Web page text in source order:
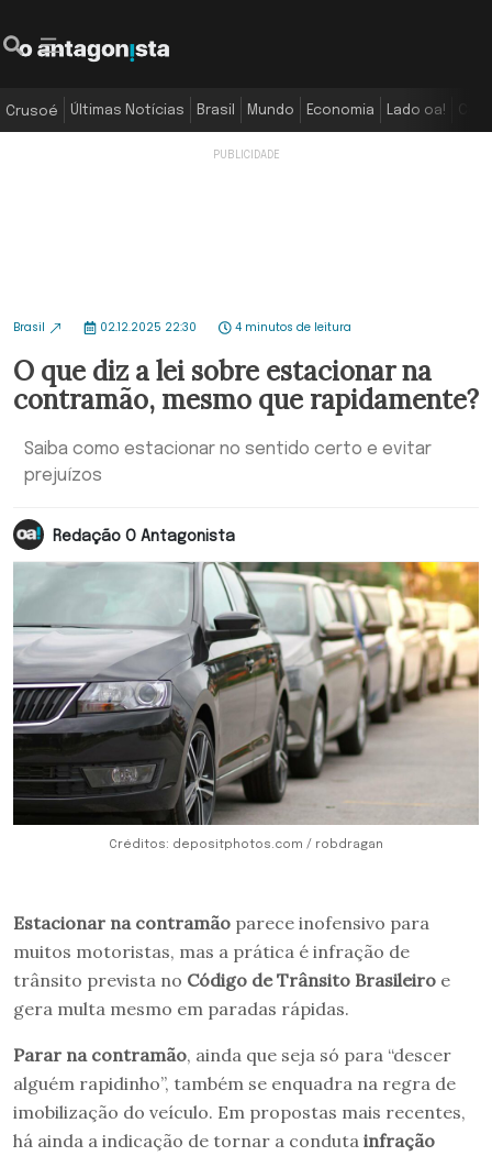
Crusoé Últimas Notícias Brasil Mundo Economia Lado oa!
Brasil 02.12.2025 22:30 4 minutos de leitura
O que diz a lei sobre estacionar na
contramão, mesmo que rapidamente?
Saiba como estacionar no sentido certo e evitar
prejuízos
Redação O Antagonista
Créditos: depositphotos.com / robdragan
Estacionar na contramão parece inofensivo para
muitos motoristas, mas a prática é infração de
trânsito prevista no Código de Trânsito Brasileiro e
gera multa mesmo em paradas rápidas.
Parar na contramão, ainda que seja só para “descer
alguém rapidinho”, também se enquadra na regra de
imobilização do veículo. Em propostas mais recentes,
há ainda a indicação de tornar a conduta infração